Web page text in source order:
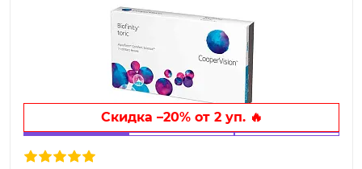
Скидка –20% от 2 уп. 🔥